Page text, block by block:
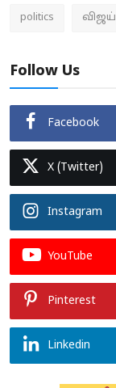
politics விஜய்
Follow Us
Facebook
X (Twitter)
Instagram
YouTube
Pinterest
Linkedin